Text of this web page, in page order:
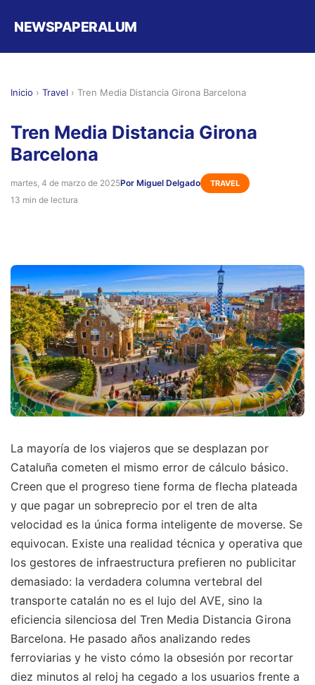
NEWSPAPERALUM
Inicio › Travel › Tren Media Distancia Girona Barcelona
Tren Media Distancia Girona
Barcelona
martes, 4 de marzo de 2025Por Miguel Delgado TRAVEL
13 min de lectura
La mayoría de los viajeros que se desplazan por
Cataluña cometen el mismo error de cálculo básico.
Creen que el progreso tiene forma de flecha plateada
y que pagar un sobreprecio por el tren de alta
velocidad es la única forma inteligente de moverse. Se
equivocan. Existe una realidad técnica y operativa que
los gestores de infraestructura prefieren no publicitar
demasiado: la verdadera columna vertebral del
transporte catalán no es el lujo del AVE, sino la
eficiencia silenciosa del Tren Media Distancia Girona
Barcelona. He pasado años analizando redes
ferroviarias y he visto cómo la obsesión por recortar
diez minutos al reloj ha cegado a los usuarios frente a